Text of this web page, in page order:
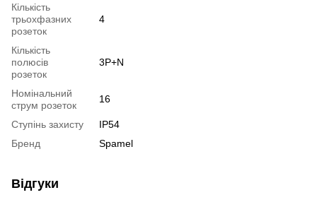
Кількість
трьохфазних
розеток
4
Кількість
полюсів
розеток
3P+N
Номінальний
струм розеток
16
Ступінь захисту
IP54
Бренд
Spamel
Відгуки